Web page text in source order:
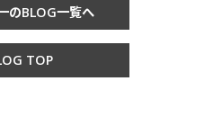
BLOG一覧へ
TOP